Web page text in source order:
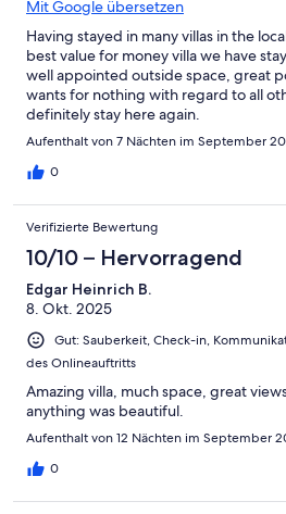
Mit Google übersetzen
Having stayed in many villas in the
best value for money villa we have
well appointed outside space, great
wants for nothing with regard to all
definitely stay here again.
Aufenthalt von 7 Nächten im September
0
Verifizierte Bewertung
10/10 – Hervorragend
Edgar Heinrich B.
8. Okt. 2025
Gut: Sauberkeit, Check-in,
des Onlineauftritts
Amazing villa, much space, great
anything was beautiful.
Aufenthalt von 12 Nächten im September
0